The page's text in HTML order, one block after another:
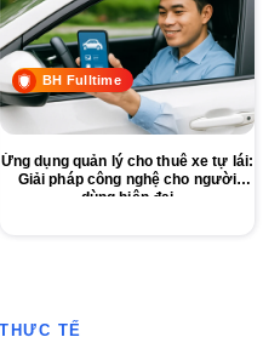
BH Fulltime
Ứng dụng quản lý cho thuê xe tự lái:
Giải pháp công nghệ cho người
dùng hiện đại